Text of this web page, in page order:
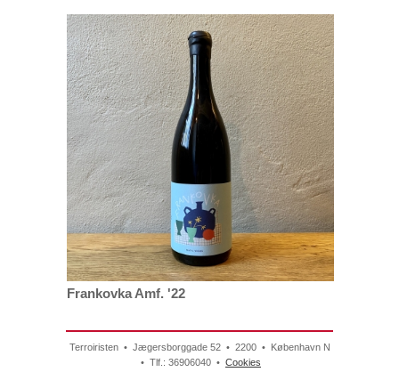
Frankovka Amf. '22
Terroiristen • Jægersborggade 52 • 2200 • København N
• Tlf.: 36906040 • Cookies